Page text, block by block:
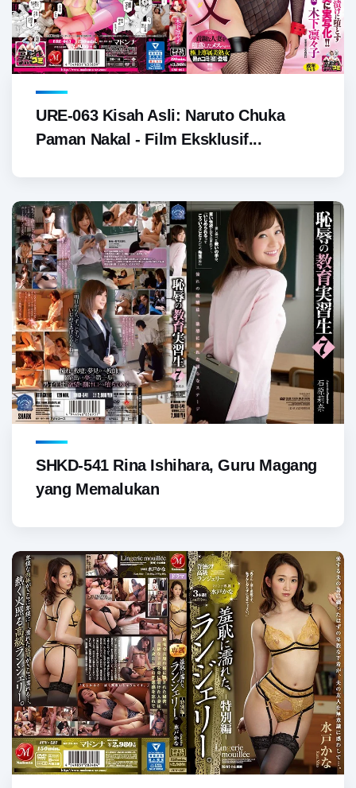
URE-063 Kisah Asli: Naruto Chuka
Paman Nakal - Film Eksklusif...
SHKD-541 Rina Ishihara, Guru Magang
yang Memalukan